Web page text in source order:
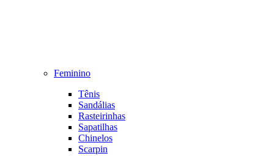
Feminino
Tênis
Sandálias
Rasteirinhas
Sapatilhas
Chinelos
Scarpin